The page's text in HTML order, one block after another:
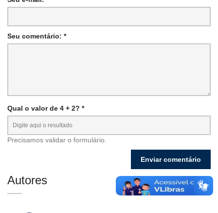
Seu comentário: *
Qual o valor de 4 + 2? *
Precisamos validar o formulário.
Autores